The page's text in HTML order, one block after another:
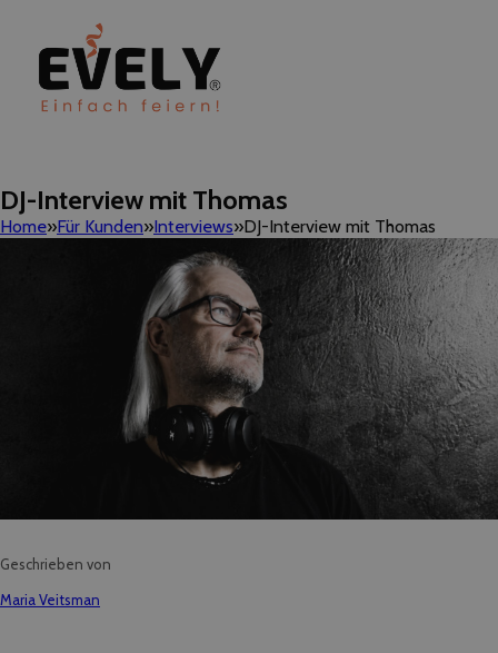
DJ-Interview mit Thomas
Home Für Kunden Interviews DJ-Interview mit Thomas
Geschrieben von
Maria Veitsman